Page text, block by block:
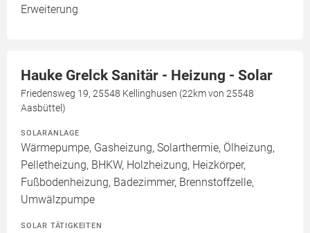
Erweiterung
Hauke Grelck Sanitär - Heizung - Solar
Friedensweg 19, 25548 Kellinghusen (22km von 25548
Aasbüttel)
SOLARANLAGE
Wärmepumpe, Gasheizung, Solarthermie, Ölheizung,
Pelletheizung, BHKW, Holzheizung, Heizkörper,
Fußbodenheizung, Badezimmer, Brennstoffzelle,
Umwälzpumpe
SOLAR TÄTIGKEITEN